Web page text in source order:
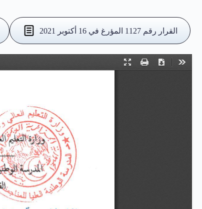
القرار رقم 1127 المؤرغ في 16 أكتوبر 2021